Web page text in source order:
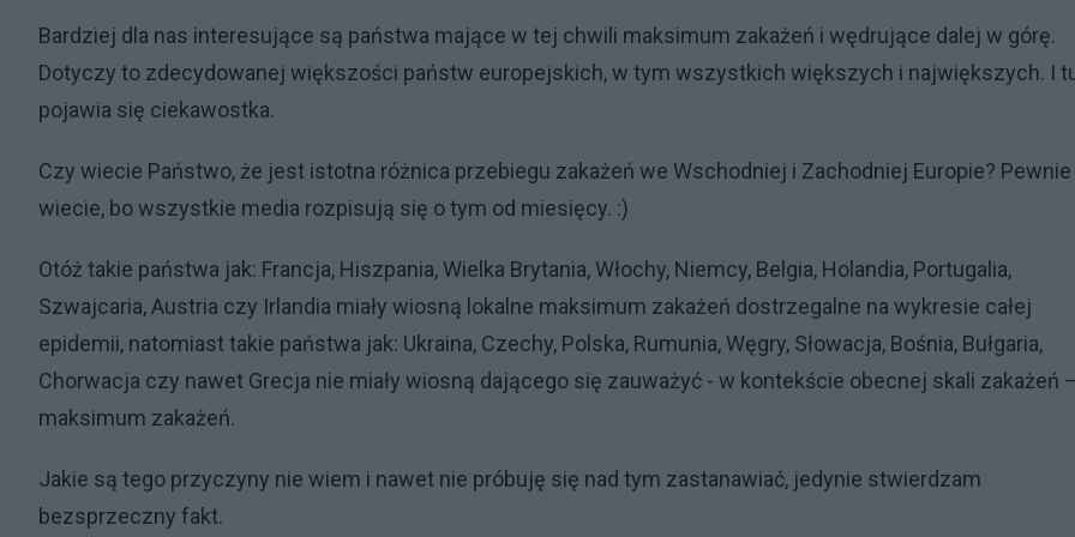
Bardziej dla nas interesujące są państwa mające w tej chwili maksimum zakażeń i wędrujące dalej w górę.
Dotyczy to zdecydowanej większości państw europejskich, w tym wszystkich większych i największych. I
pojawia się ciekawostka.
Czy wiecie Państwo, że jest istotna różnica przebiegu zakażeń we Wschodniej i Zachodniej Europie? Pewnie
wiecie, bo wszystkie media rozpisują się o tym od miesięcy. :)
Otóż takie państwa jak: Francja, Hiszpania, Wielka Brytania, Włochy, Niemcy, Belgia, Holandia, Portugalia,
Szwajcaria, Austria czy Irlandia miały wiosną lokalne maksimum zakażeń dostrzegalne na wykresie całej
epidemii, natomiast takie państwa jak: Ukraina, Czechy, Polska, Rumunia, Węgry, Słowacja, Bośnia, Bułgaria,
Chorwacja czy nawet Grecja nie miały wiosną dającego się zauważyć - w kontekście obecnej skali zakażeń
maksimum zakażeń.
Jakie są tego przyczyny nie wiem i nawet nie próbuję się nad tym zastanawiać, jedynie stwierdzam
bezsprzeczny fakt.